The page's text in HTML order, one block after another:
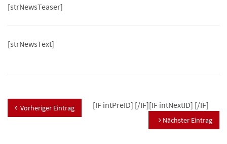
[strNewsTeaser]
[strNewsText]
[IF intPreID]
Vorheriger Eintrag [/IF][IF intNextID]
Nächster Eintrag
[/IF]